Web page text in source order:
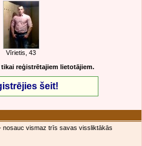
Vīrietis, 43
tikai reģistrētajiem lietotājiem.
šeit!
nosauc vismaz trīs savas vissliktākās